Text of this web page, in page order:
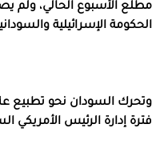
مطلع الأسبوع الحالي، ولم
الحكومة الإسرائيلية
فترة إدارة الرئيس الأمريكي